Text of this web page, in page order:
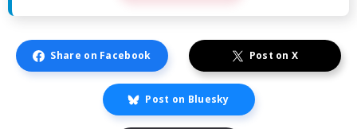
Share on Facebook Post on X
Post on Bluesky